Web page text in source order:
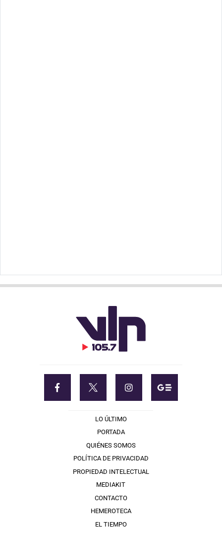
LO ÚLTIMO
PORTADA
QUIÉNES SOMOS
POLÍTICA DE PRIVACIDAD
PROPIEDAD INTELECTUAL
MEDIAKIT
CONTACTO
HEMEROTECA
EL TIEMPO